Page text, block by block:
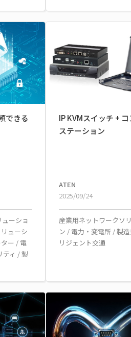
できる
ーショ
ューシ
ー / 電
ティ /製
IP KVMスイッチ +
ステーション
ATEN
2025/09/24
産業用ネットワークソ
ン / 電力・変電所 /製
リジェント交通